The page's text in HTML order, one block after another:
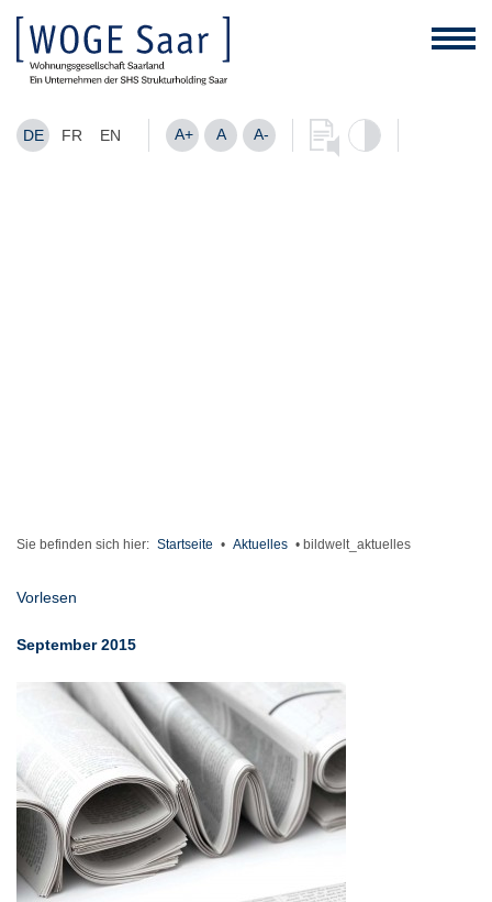
DE FR EN A+ A A-
Sie befinden sich hier: Startseite • Aktuelles • bildwelt_aktuelles
Vorlesen
September 2015